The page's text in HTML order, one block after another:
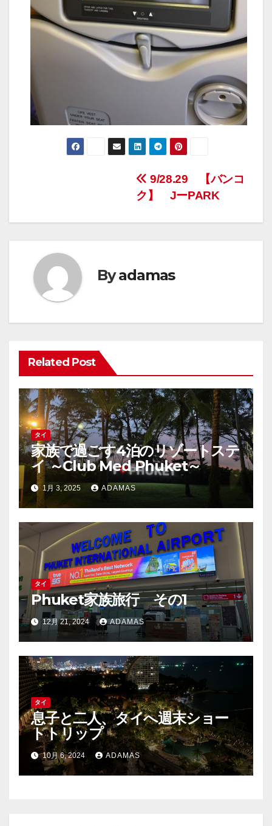
ビ
ゲ
ョ
ン
9/28.29 【バンコ
ク】 JーPARK
Byadamas
Related Post
タイ
家族で過ごす4泊のリゾートステ
イ ～Club Med Phuket～
1月 3, 2025 ADAMAS
タイ
Phuket家族旅行 その1
12月 21, 2024 ADAMAS
タイ
息子と二人、タイへ週末ショー
トトリップ
10月 6, 2024 ADAMAS